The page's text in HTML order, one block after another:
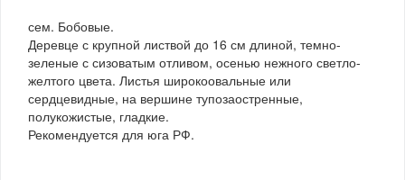
сем. Бобовые.
Деревце с крупной листвой до 16 см длиной, темно-
зеленые с сизоватым отливом, осенью нежного светло-
желтого цвета. Листья широкоовальные или
сердцевидные, на вершине тупозаостренные,
полукожистые, гладкие.
Рекомендуется для юга РФ.